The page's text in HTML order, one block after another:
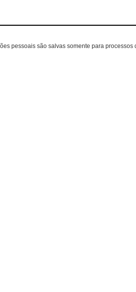
pessoais são salvas somente para